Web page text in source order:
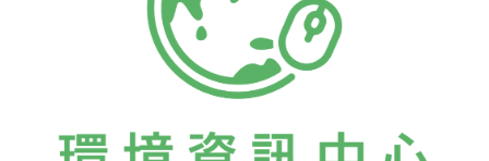
研究員林華慶曾表示，近親交配可以看出基因產生變化：
蒙古野馬原本短而豎立的鬃毛開始下垂，腳蹄處也由黑轉
白，新生野馬體格也一代不如一代。真正的保育是保留動
物棲息地；所謂的「復育」，應該是指該物種有返回野地
維生的山林好好保護吧？以人民辛苦納稅的錢購買蓄意近